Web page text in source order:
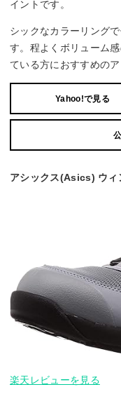
イントです。
シックなカラーリング
す。程よくボリューム
ている方におすすめのア
Yahoo!で見る
アシックス(Asics) ウィ
楽天レビューを見る